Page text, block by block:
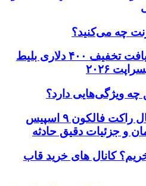
چه می‌کنید؟
فرصت استثنایی: دریافت تخفیف ۴۰۰ دلاری بلیط
۲۰۲۶
چه ویژگی‌هایی دارد؟
برخورد قطعه غیرفعال راکت فالکون ۹ اسپیس
و جزئیات دقیق حادثه
کانال های خرید قاب